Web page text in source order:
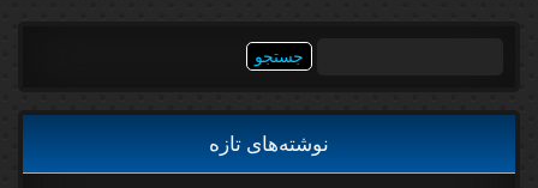
نوشته‌های تازه